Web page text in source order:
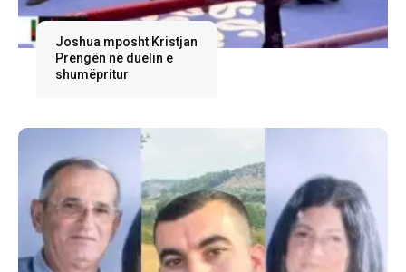
Joshua mposht Kristjan
Prengën në duelin e
shumëpritur